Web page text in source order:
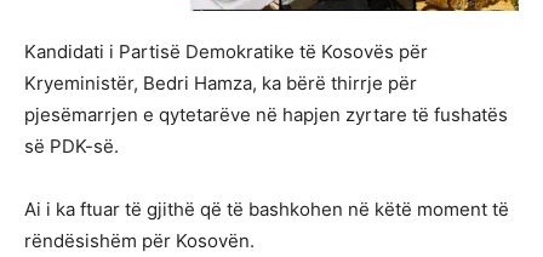
Kandidati i Partisë Demokratike të Kosovës për
Kryeministër, Bedri Hamza, ka bërë thirrje për
pjesëmarrjen e qytetarëve në hapjen zyrtare të fushatës
së PDK-së.
Ai i ka ftuar të gjithë që të bashkohen në këtë moment të
rëndësishëm për Kosovën.